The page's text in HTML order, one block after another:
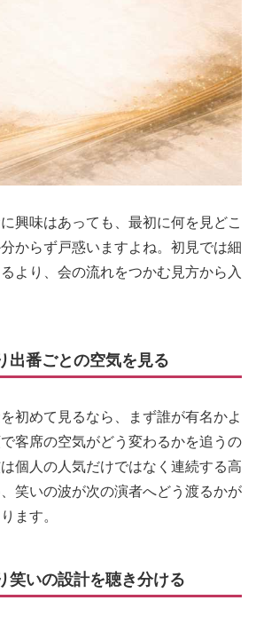
興味はあっても、最初に何を見どこ
からず戸惑いますよね。初見では細
より、会の流れをつかむ見方から入
出番ごとの空気を見る
初めて見るなら、まず誰が有名かよ
客席の空気がどう変わるかを追うの
個人の人気だけではなく連続する高
笑いの波が次の演者へどう渡るかが
ます。
笑いの設計を聴き分ける